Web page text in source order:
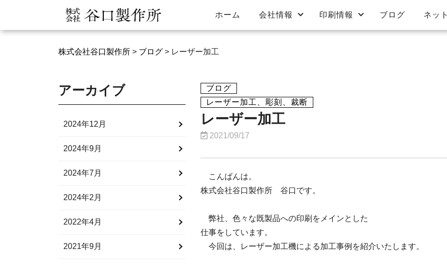
ホーム 会社情報 印刷情報 ブログ ネッ
株式会社谷口製作所 > ブログ > レーザー加工
アーカイブ
2024年12月
2024年9月
2024年7月
2024年2月
2022年4月
2021年9月
ブログ
レーザー加工、彫刻、裁断
レーザー加工
2021/09/17
こんばんは。
株式会社谷口製作所 谷口です。
弊社、色々な既製品への印刷をメインとした
仕事をしています。
今回は、レーザー加工機による加工事例を紹介いたします。